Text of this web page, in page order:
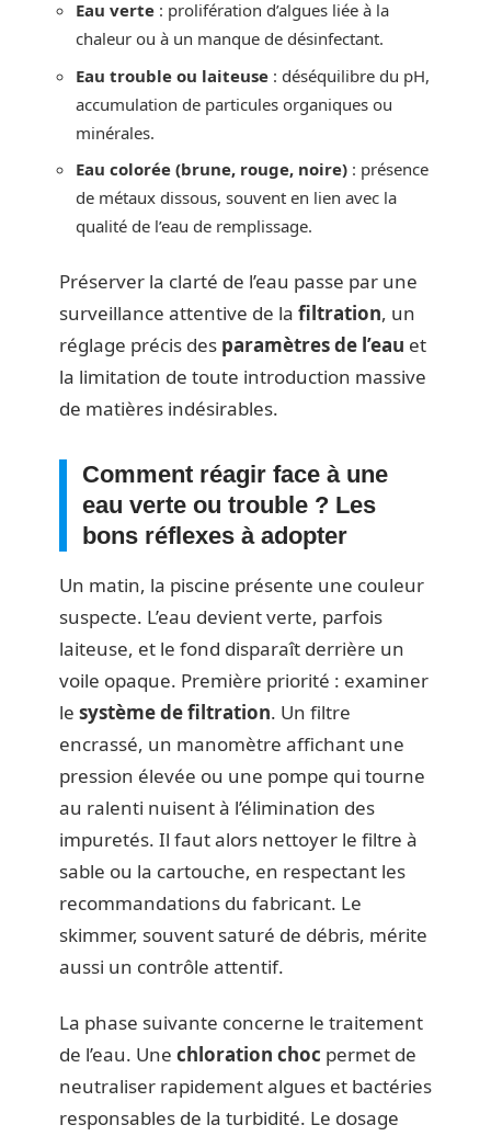
Eau verte : prolifération d’algues liée à la
chaleur ou à un manque de désinfectant.
Eau trouble ou laiteuse : déséquilibre du pH,
accumulation de particules organiques ou
minérales.
Eau colorée (brune, rouge, noire) : présence
de métaux dissous, souvent en lien avec la
qualité de l’eau de remplissage.
Préserver la clarté de l’eau passe par une
surveillance attentive de la filtration, un
réglage précis des paramètres de l’eau et
la limitation de toute introduction massive
de matières indésirables.
Comment réagir face à une
eau verte ou trouble ? Les
bons réflexes à adopter
Un matin, la piscine présente une couleur
suspecte. L’eau devient verte, parfois
laiteuse, et le fond disparaît derrière un
voile opaque. Première priorité : examiner
le système de filtration. Un filtre
encrassé, un manomètre affichant une
pression élevée ou une pompe qui tourne
au ralenti nuisent à l’élimination des
impuretés. Il faut alors nettoyer le filtre à
sable ou la cartouche, en respectant les
recommandations du fabricant. Le
skimmer, souvent saturé de débris, mérite
aussi un contrôle attentif.
La phase suivante concerne le traitement
de l’eau. Une chloration choc permet de
neutraliser rapidement algues et bactéries
responsables de la turbidité. Le dosage